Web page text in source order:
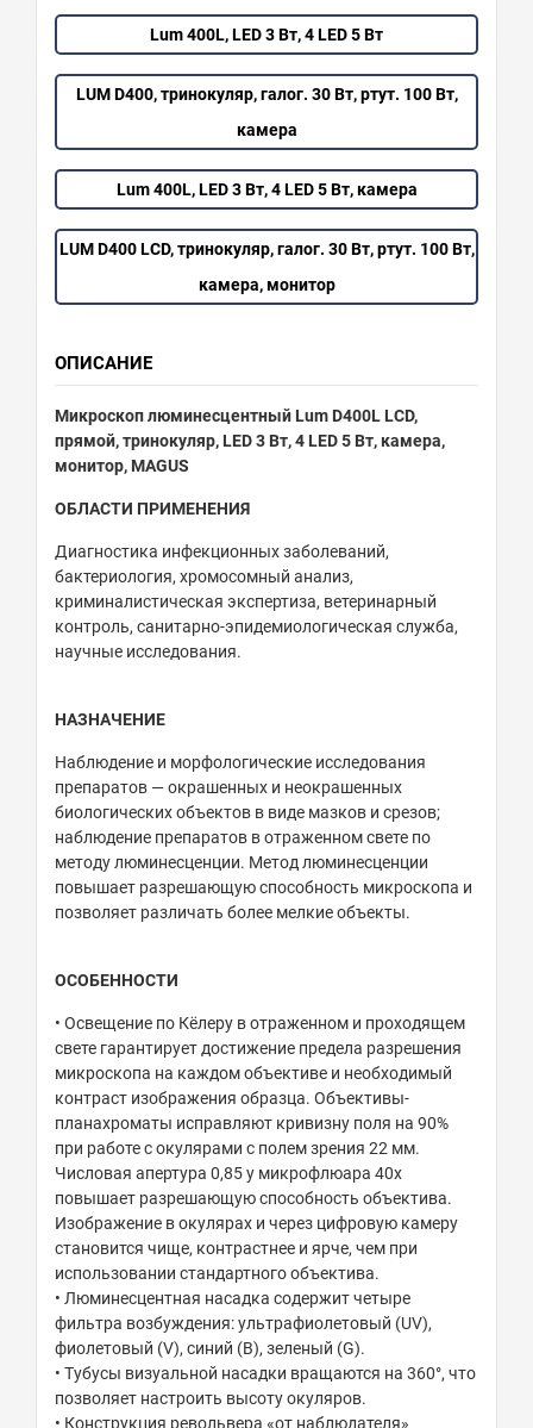
Lum 400L, LED 3 Вт, 4 LED 5 Вт
LUM D400, тринокуляр, галог. 30 Вт, ртут. 100 Вт,
камера
Lum 400L, LED 3 Вт, 4 LED 5 Вт, камера
LUM D400 LCD, тринокуляр, галог. 30 Вт, ртут. 100 Вт,
камера, монитор
ОПИСАНИЕ
Микроскоп люминесцентный Lum D400L LCD,
прямой, тринокуляр, LED 3 Вт, 4 LED 5 Вт, камера,
монитор, MAGUS
ОБЛАСТИ ПРИМЕНЕНИЯ
Диагностика инфекционных заболеваний,
бактериология, хромосомный анализ,
криминалистическая экспертиза, ветеринарный
контроль, санитарно-эпидемиологическая служба,
научные исследования.
НАЗНАЧЕНИЕ
Наблюдение и морфологические исследования
препаратов — окрашенных и неокрашенных
биологических объектов в виде мазков и срезов;
наблюдение препаратов в отраженном свете по
методу люминесценции. Метод люминесценции
повышает разрешающую способность микроскопа и
позволяет различать более мелкие объекты.
ОСОБЕННОСТИ
• Освещение по Кёлеру в отраженном и проходящем
свете гарантирует достижение предела разрешения
микроскопа на каждом объективе и необходимый
контраст изображения образца. Объективы-
планахроматы исправляют кривизну поля на 90%
при работе с окулярами с полем зрения 22 мм.
Числовая апертура 0,85 у микрофлюара 40х
повышает разрешающую способность объектива.
Изображение в окулярах и через цифровую камеру
становится чище, контрастнее и ярче, чем при
использовании стандартного объектива.
• Люминесцентная насадка содержит четыре
фильтра возбуждения: ультрафиолетовый (UV),
фиолетовый (V), синий (B), зеленый (G).
• Тубусы визуальной насадки вращаются на 360°, что
позволяет настроить высоту окуляров.
• Конструкция револьвера «от наблюдателя»